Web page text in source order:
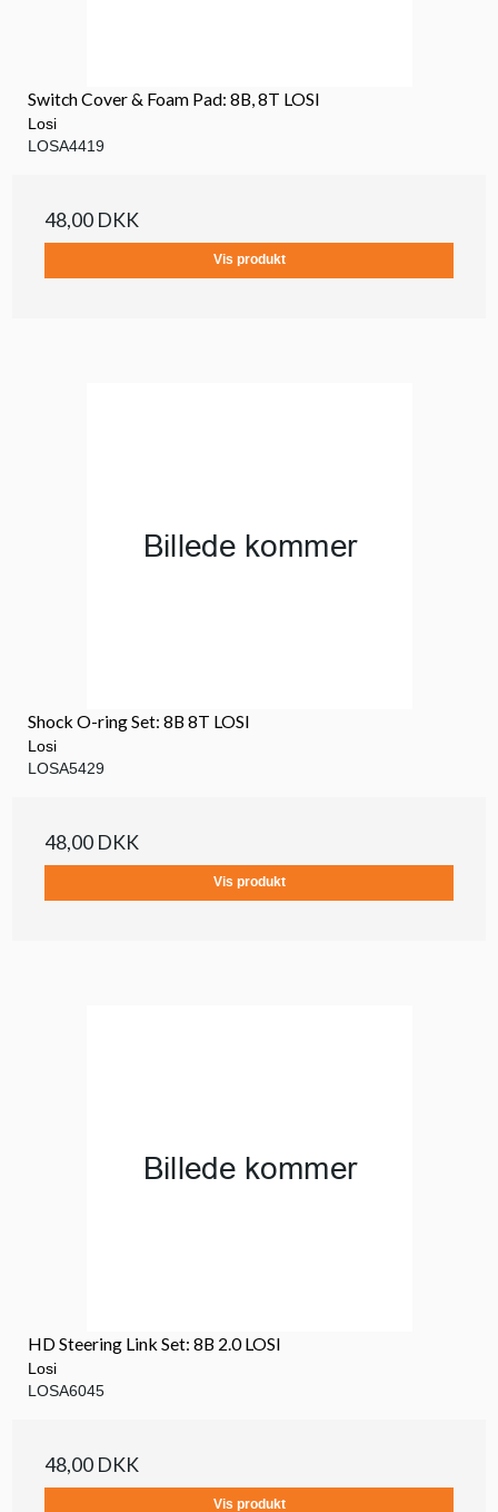
Switch Cover & Foam Pad: 8B, 8T LOSI
Losi
LOSA4419
48,00 DKK
Vis produkt
Shock O-ring Set: 8B 8T LOSI
Losi
LOSA5429
48,00 DKK
Vis produkt
HD Steering Link Set: 8B 2.0 LOSI
Losi
LOSA6045
48,00 DKK
Vis produkt